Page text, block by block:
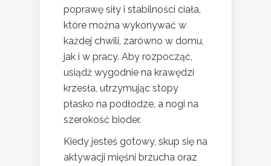
poprawę siły i stabilności ciała,
które można wykonywać w
każdej chwili, zarówno w domu,
jak i w pracy. Aby rozpocząć,
usiądź wygodnie na krawędzi
krzesła, utrzymując stopy
płasko na podłodze, a nogi na
szerokość bioder.
Kiedy jesteś gotowy, skup się na
aktywacji mięśni brzucha oraz